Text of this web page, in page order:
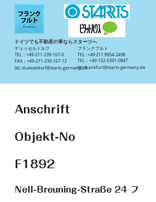
ドイツでも不動産の事ならスターツへ
​フランクフルト
TEL :+49 211 9954-2498
TEL：+49-152-5391-0847
​✉️:frankfurt@starts-germany.de
​デュッセルドルフ
TEL：+49-211-239-167-0
FAX：+49-211-239-167-12
​✉️:duesseldorf@starts-germany.de
Anschrift
Objekt-No
F1892
Nell-Breuning-Straße 24 フ